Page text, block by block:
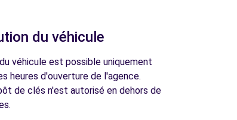
du véhicule
véhicule est possible uniquement
heures d'ouverture de l'agence.
de clés n'est autorisé en dehors de